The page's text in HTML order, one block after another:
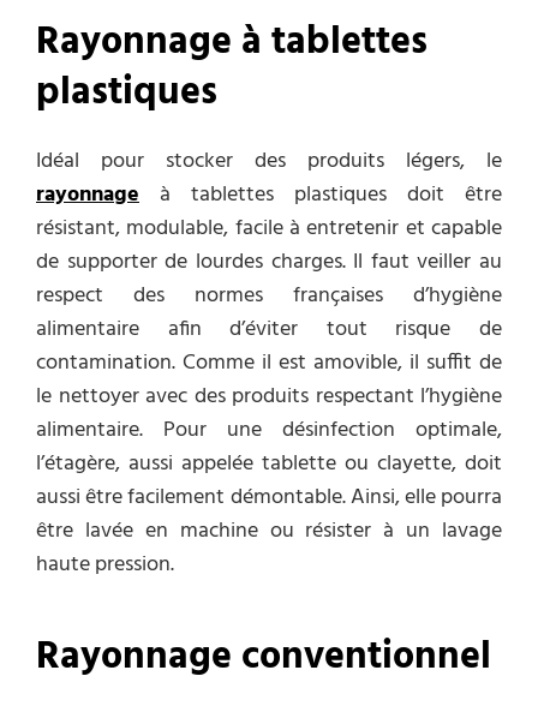
Rayonnage à tablettes
plastiques
Idéal pour stocker des produits légers, le
rayonnage à tablettes plastiques doit être
résistant, modulable, facile à entretenir et capable
de supporter de lourdes charges. Il faut veiller au
respect des normes françaises d’hygiène
alimentaire afin d’éviter tout risque de
contamination. Comme il est amovible, il suffit de
le nettoyer avec des produits respectant l’hygiène
alimentaire. Pour une désinfection optimale,
l’étagère, aussi appelée tablette ou clayette, doit
aussi être facilement démontable. Ainsi, elle pourra
être lavée en machine ou résister à un lavage
haute pression.
Rayonnage conventionnel